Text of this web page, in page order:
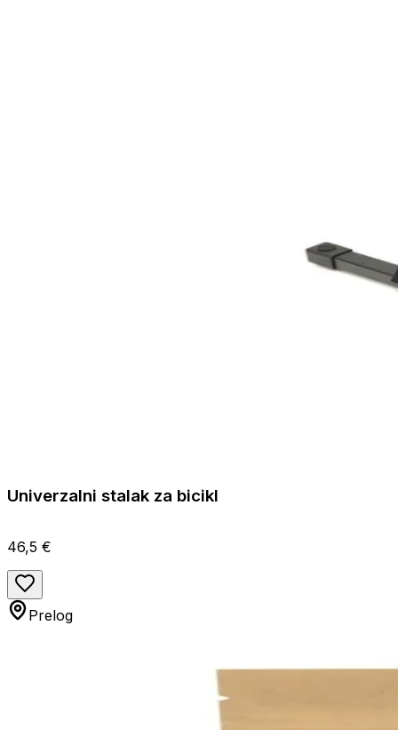
Univerzalni stalak za bicikl
46,5 €
Prelog